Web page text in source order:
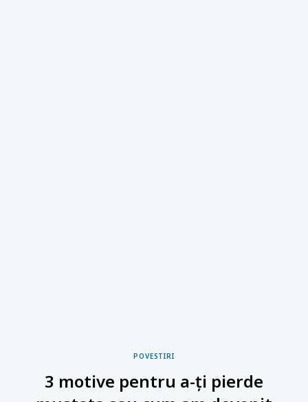
POVESTIRI
3 motive pentru a-ţi pierde